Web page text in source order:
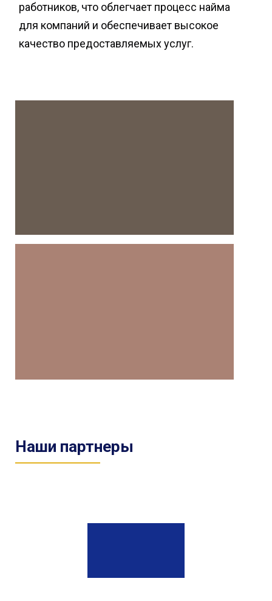
работников, что облегчает процесс найма
для компаний и обеспечивает высокое
качество предоставляемых услуг.
Наши партнеры